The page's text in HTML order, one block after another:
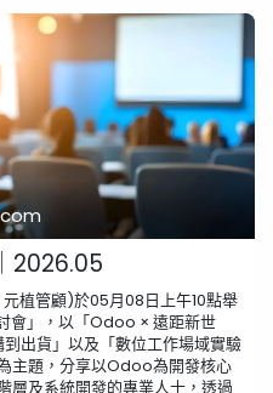
2026.05
植管顧)於05月08日上午10點舉
會」，以「Odoo × 遠距新世
出貨」以及「數位工作場域實驗
主題，分享以Odoo為開發核心
層及系統開發的專業人士，透過